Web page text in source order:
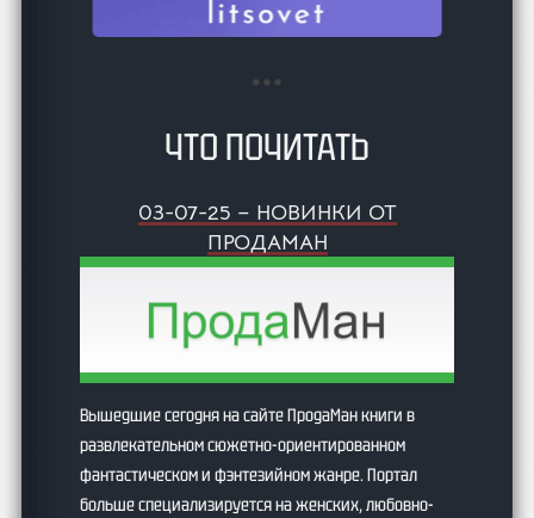
ЧТО ПОЧИТАТЬ
03-07-25 – НОВИНКИ ОТ
ПРОДАМАН
Вышедшие сегодня на сайте ПродаМан книги в
развлекательном сюжетно-ориентированном
фантастическом и фэнтезийном жанре. Портал
больше специализируется на женских, любовно-